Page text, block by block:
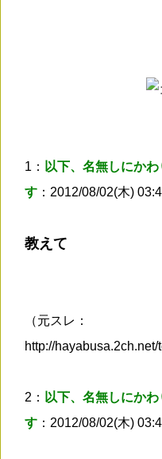
1： 以下、名無しにか
す ：2012/08/02(木)
教えて
（元スレ：
http://
2： 以下、名無しにか
す ：2012/08/02(木)